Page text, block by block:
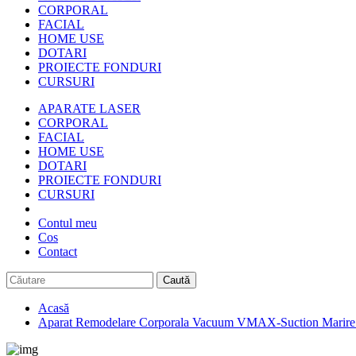
CORPORAL
FACIAL
HOME USE
DOTARI
PROIECTE FONDURI
CURSURI
APARATE LASER
CORPORAL
FACIAL
HOME USE
DOTARI
PROIECTE FONDURI
CURSURI
Contul meu
Cos
Contact
Caută
Acasă
Aparat Remodelare Corporala Vacuum VMAX-Suction